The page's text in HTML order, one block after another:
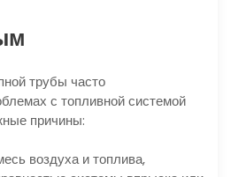
трубы часто
с топливной системой
причины:
воздуха и топлива,